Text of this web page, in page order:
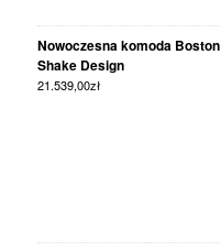
Nowoczesna komoda Boston
Shake Design
21.539,00zł